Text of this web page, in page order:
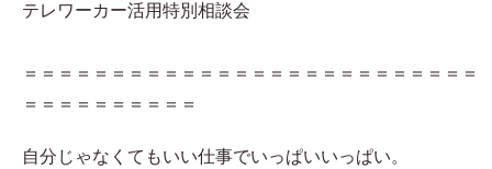
テレワーカー活用特別相談会
＝＝＝＝＝＝＝＝＝＝＝＝＝＝＝＝＝＝＝＝＝＝＝＝＝＝
＝＝＝＝＝＝＝＝＝＝
自分じゃなくてもいい仕事でいっぱいいっぱい。